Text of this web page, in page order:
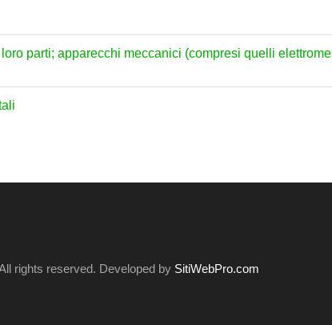
parti; apparecchi meccanici (compresi quelli
rights reserved. Developed by SitiWebPro.com